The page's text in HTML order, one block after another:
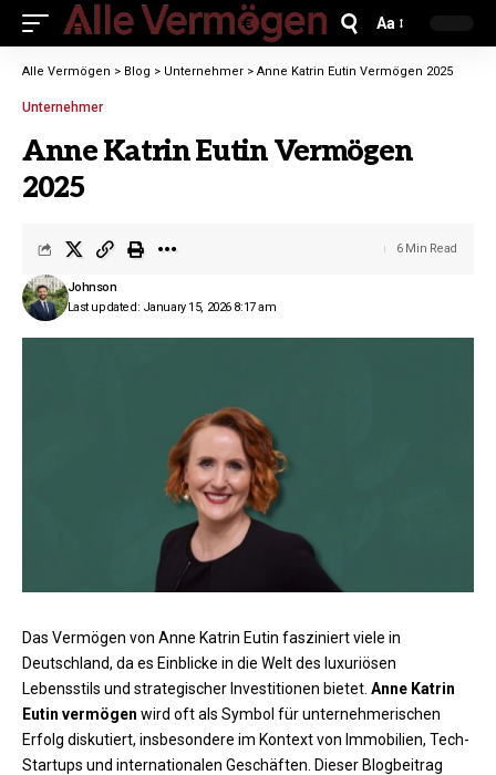
Aa
Alle Vermögen > Blog > Unternehmer > Anne Katrin Eutin Vermögen 2025
Unternehmer
Anne Katrin Eutin Vermögen
2025
Last updated: January 15, 2026 8:17 am
Johnson
6 Min Read
Das Vermögen von Anne Katrin Eutin fasziniert viele in
Deutschland, da es Einblicke in die Welt des luxuriösen
Lebensstils und strategischer Investitionen bietet. Anne Katrin
Eutin vermögen wird oft als Symbol für unternehmerischen
Erfolg diskutiert, insbesondere im Kontext von Immobilien, Tech-
Startups und internationalen Geschäften. Dieser Blogbeitrag